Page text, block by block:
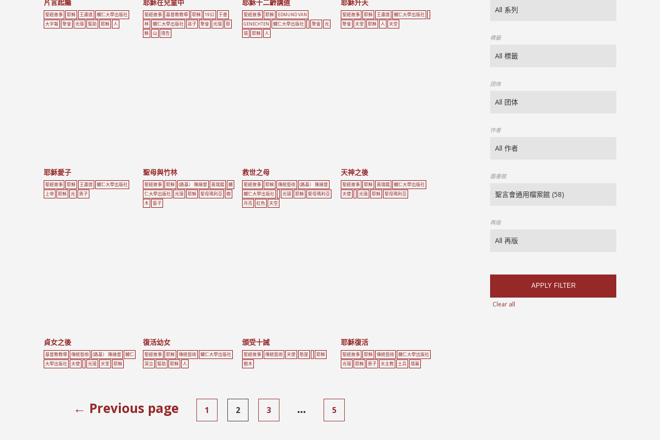
片言起癱
聖經故事 耶穌 王肅達
輔仁大學出版社
大字報
聚會 光環 幫助 耶穌 人
耶穌在兒童中
聖經故事 基督教教導 耶穌 1932
于墨
林
輔仁大學出版社 孩子 聚會 光環
耶
穌
山 禱告
耶穌十二齡講道
聖經故事 耶穌
EDMUND VAN
GENECHTEN
輔仁大學出版社 聚會
光
環
耶穌 人
耶穌升天
聖經故事 耶穌 王肅達
輔仁大學出版社
聚會
天堂 耶穌 人 天空
耶穌愛子
聖經故事 耶穌 王肅達
輔仁大學出版社
上帝
耶穌 光 男子
聖母與竹林
聖經故事 耶穌 (路基） 陳緣督 黃瑞龍
輔
仁大學出版社
光環 耶穌 聖母瑪利亞
樹
木
窗子
救世之母
聖經故事 耶穌 傳統藝術
(路基） 陳緣督
輔仁大學出版社
光環 耶穌
聖母瑪利亞
月亮
紅色 天空
天神之後
聖經故事 耶穌 黃瑞龍
輔仁大學出版社
天使
光環 耶穌 聖母瑪利亞
貞女之後
基督教教導 傳統藝術 (路基） 陳緣督
輔仁
大學出版社
天使 光環 天堂 耶穌
復活幼女
聖經故事 耶穌 傳統藝術
輔仁大學出版社
哭泣
幫助 耶穌 人
頒受十誡
聖經故事 傳統藝術 天使 懸崖
耶穌
樹木
耶穌復活
聖經故事 耶穌 傳統藝術
輔仁大學出版社
光環
耶穌 男子 天主教 士兵 墳墓
← Previous page 1 2 3 ... 5
標籤
团体
作者
圖書館
再版
APPLY FILTER
Clear all